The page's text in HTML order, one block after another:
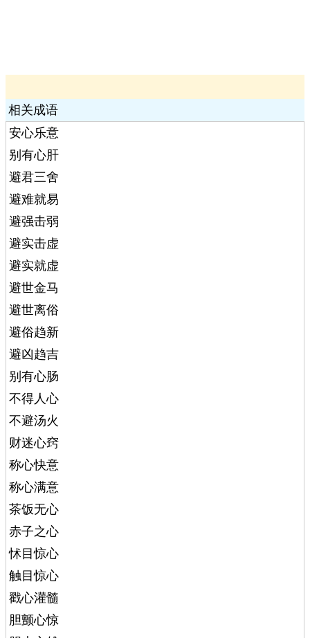
相关成语
安心乐意
别有心肝
避君三舍
避难就易
避强击弱
避实击虚
避实就虚
避世金马
避世离俗
避俗趋新
避凶趋吉
别有心肠
不得人心
不避汤火
财迷心窍
称心快意
称心满意
茶饭无心
赤子之心
怵目惊心
触目惊心
戳心灌髓
胆颤心惊